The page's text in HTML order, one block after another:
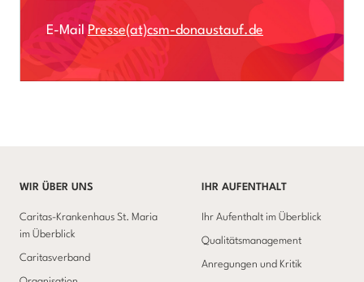
E-MailPresse(at)csm-donaustauf.de
WIR ÜBER UNS
Caritas-Krankenhaus St. Maria
im Überblick
Caritasverband
IHR AUFENTHALT
Ihr Aufenthalt im Überblick
Qualitätsmanagement
Anregungen und Kritik